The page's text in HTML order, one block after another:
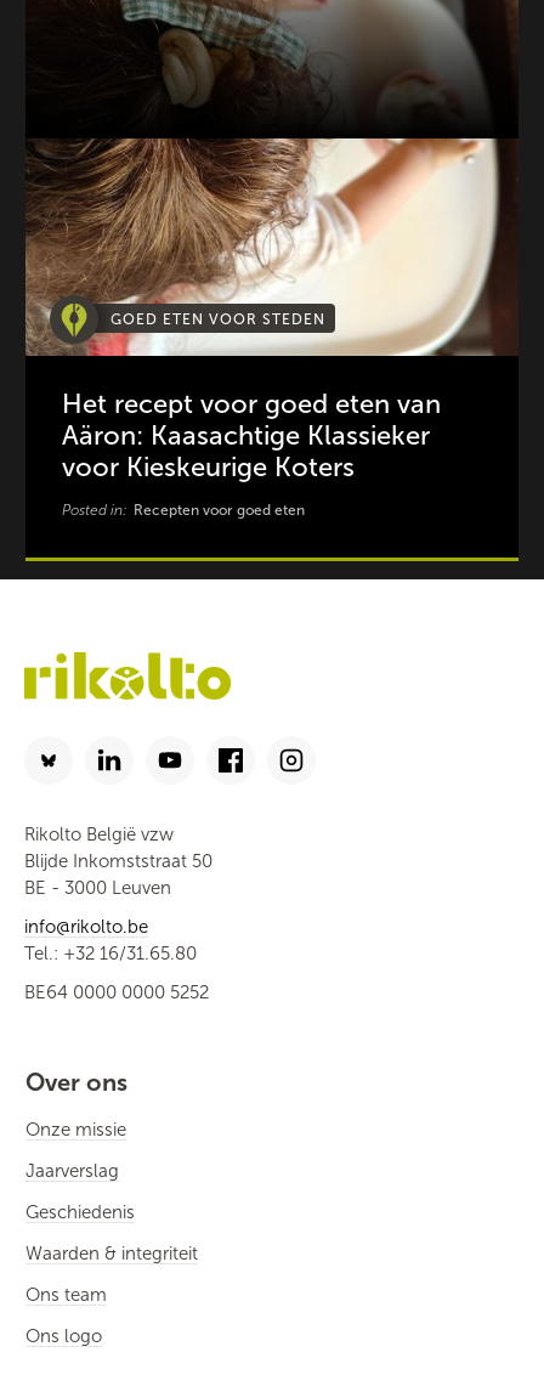
GOED ETEN VOOR STEDEN
Het recept voor goed eten van
Aäron: Kaasachtige Klassieker
voor Kieskeurige Koters
Posted in: Recepten voor goed eten
Rikolto België vzw
Blijde Inkomststraat 50
BE - 3000 Leuven
info@rikolto.be
Tel.: +32 16/31.65.80
BE64 0000 0000 5252
Over ons
Onze missie
Jaarverslag
Geschiedenis
Waarden & integriteit
Ons team
Ons logo